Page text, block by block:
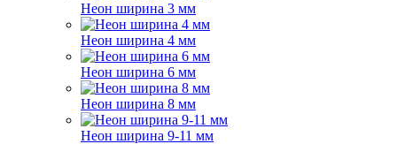
Неон ширина 3 мм
Неон ширина 4 мм
Неон ширина 6 мм
Неон ширина 8 мм
Неон ширина 9-11 мм